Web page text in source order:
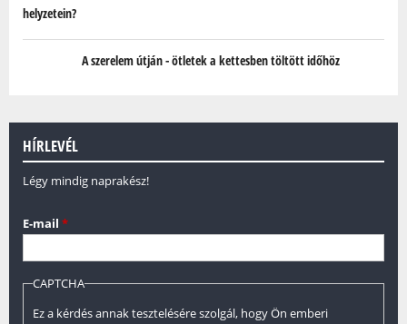
helyzetein?
A szerelem útján - ötletek a kettesben töltött időhöz
HÍRLEVÉL
Légy mindig naprakész!
E-mail *
CAPTCHA
Ez a kérdés annak tesztelésére szolgál, hogy Ön emberi